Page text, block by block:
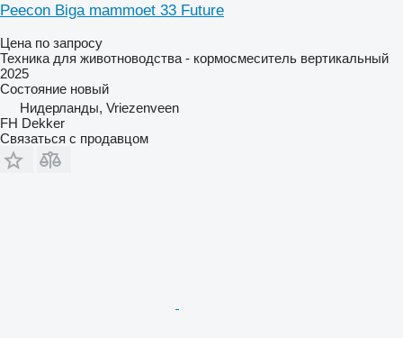
Peecon Biga mammoet 33 Future
Цена по запросу
Техника для животноводства - кормосмеситель вертикальный
2025
Состояние новый
Нидерланды, Vriezenveen
FH Dekker
Связаться с продавцом